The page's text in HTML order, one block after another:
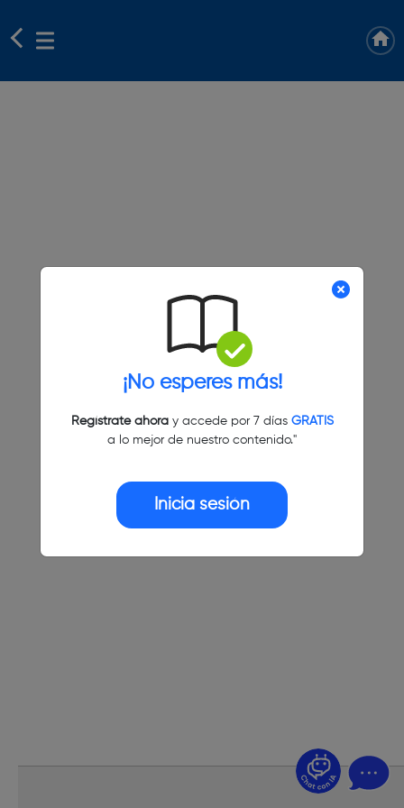
¡No esperes más!
Regístrate ahoray accede por 7 días GRATIS
a lo mejor de nuestro contenido."
Inicia sesión